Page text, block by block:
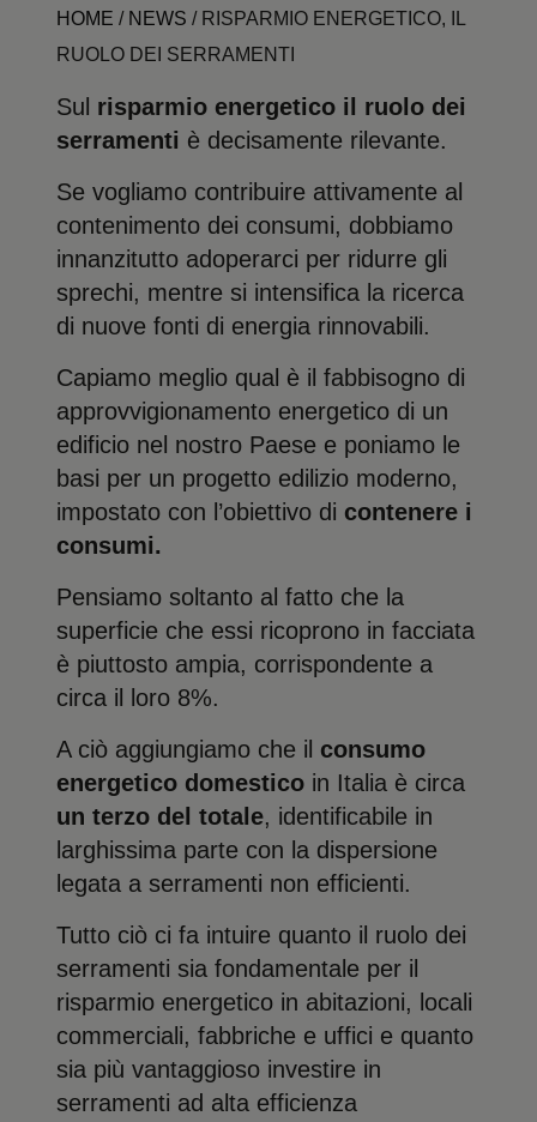
HOME / NEWS / RISPARMIO ENERGETICO, IL
RUOLO DEI SERRAMENTI
Sul risparmio energetico il ruolo dei
serramenti è decisamente rilevante.
Se vogliamo contribuire attivamente al
contenimento dei consumi, dobbiamo
innanzitutto adoperarci per ridurre gli
sprechi, mentre si intensifica la ricerca
di nuove fonti di energia rinnovabili.
Capiamo meglio qual è il fabbisogno di
approvvigionamento energetico di un
edificio nel nostro Paese e poniamo le
basi per un progetto edilizio moderno,
impostato con l’obiettivo di contenere i
consumi.
Pensiamo soltanto al fatto che la
superficie che essi ricoprono in facciata
è piuttosto ampia, corrispondente a
circa il loro 8%.
A ciò aggiungiamo che il consumo
energetico domestico in Italia è circa
un terzo del totale, identificabile in
larghissima parte con la dispersione
legata a serramenti non efficienti.
Tutto ciò ci fa intuire quanto il ruolo dei
serramenti sia fondamentale per il
risparmio energetico in abitazioni, locali
commerciali, fabbriche e uffici e quanto
sia più vantaggioso investire in
serramenti ad alta efficienza